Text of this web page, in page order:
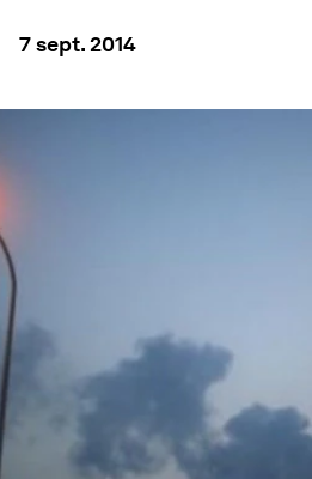
7 sept. 2014